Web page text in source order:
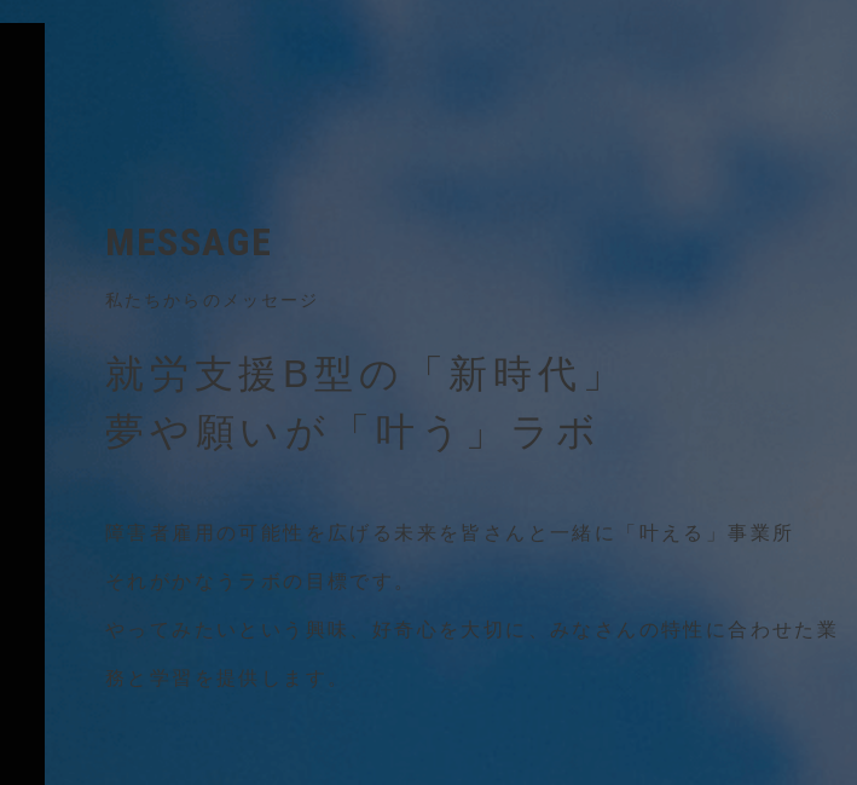
MESSAGE
私たちからのメッセージ
就労支援B型の「新時代」
夢や願いが「叶う」ラボ
障害者雇用の可能性を広げる未来を皆さんと一緒に「叶える」事業所
それがかなうラボの目標です。
やってみたいという興味、好奇心を大切に、みなさんの特性に合わせた業
務と学習を提供します。